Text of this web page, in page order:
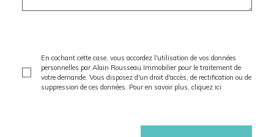
En cochant cette case, vous accordez l'utilisation de vos données
personnelles par Alain Rousseau Immobilier pour le traitement de
votre demande. Vous disposez d'un droit d'accès, de rectification ou de
suppression de ces données. Pour en savoir plus, cliquez ici